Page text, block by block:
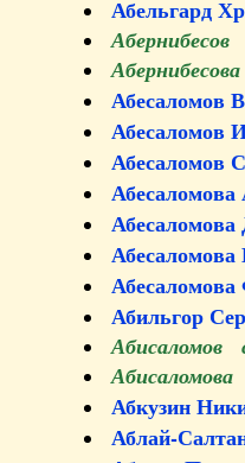
Абельгард
Абесаломов
Абесаломов
Абесаломов
Абесаломова
Абильгор
Абисаломов
Абкузин
Аблай-